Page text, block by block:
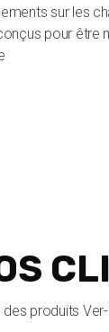
sur les
pour être
produits